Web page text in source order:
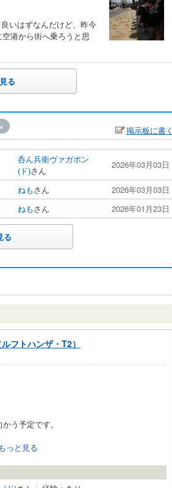
いはずなんだけど、昨今
港から街へ乗ろうと思
る
» 掲示板に書く
呑ん兵衛ヴァガボン
(ド)さん
2026年03月03日
ねもさん
2026年03月03日
ねもさん 2026年01月23日
る
フトハンザ・T2）
う予定です。
もっと見る